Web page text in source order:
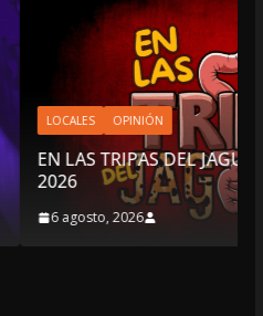
06 DE AGOSTO DE